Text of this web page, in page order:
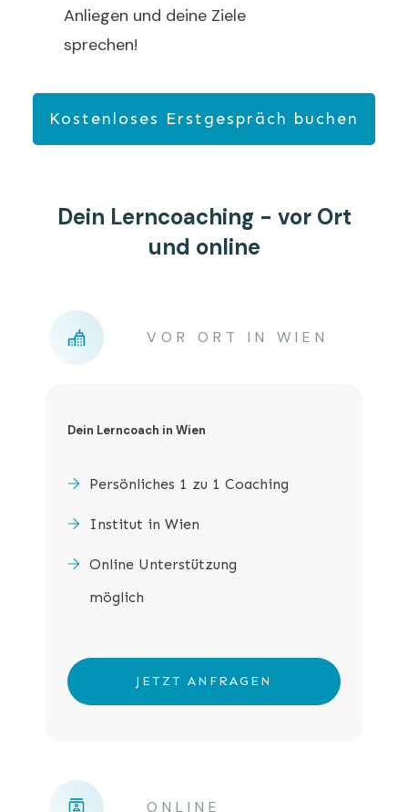
Anliegen und deine Ziele
sprechen!
Kostenloses Erstgespräch buchen
Dein Lerncoaching - vor Ort
und online
VOR ORT IN WIEN
Dein Lerncoach in Wien
Persönliches 1 zu 1 Coaching
Institut in Wien
Online Unterstützung
möglich
JETZT ANFRAGEN
ONLINE